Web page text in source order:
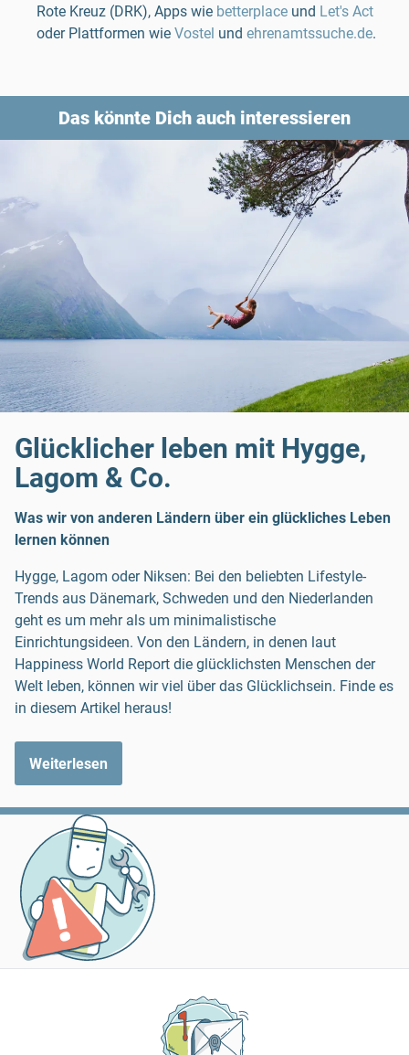
Rote Kreuz (DRK), Apps wie betterplace und Let's Act
oder Plattformen wie Vostel und ehrenamtssuche.de.
Das könnte Dich auch interessieren
Glücklicher leben mit Hygge,
Lagom & Co.
Was wir von anderen Ländern über ein glückliches Leben
lernen können
Hygge, Lagom oder Niksen: Bei den beliebten Lifestyle-
Trends aus Dänemark, Schweden und den Niederlanden
geht es um mehr als um minimalistische
Einrichtungsideen. Von den Ländern, in denen laut
Happiness World Report die glücklichsten Menschen der
Welt leben, können wir viel über das Glücklichsein. Finde es
in diesem Artikel heraus!
Weiterlesen